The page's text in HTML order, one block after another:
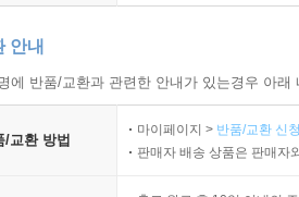
안내
에 반품/교환과 관련한 안내가 있는경우 아
/교환 방법
마이페이지 > 반품/교환 신
판매자 배송 상품은 판매자